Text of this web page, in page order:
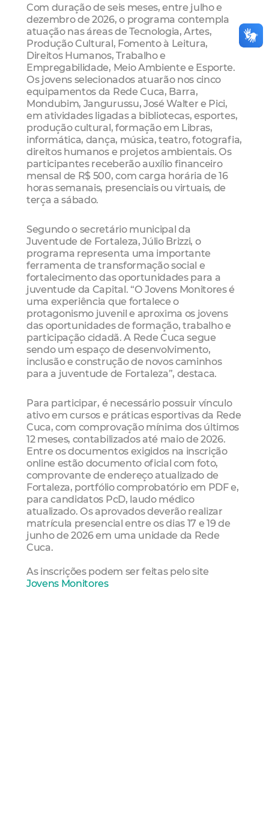
Com duração de seis meses, entre julho e
dezembro de 2026, o programa contempla
atuação nas áreas de Tecnologia, Artes,
Produção Cultural, Fomento à Leitura,
Direitos Humanos, Trabalho e
Empregabilidade, Meio Ambiente e Esporte.
Os jovens selecionados atuarão nos cinco
equipamentos da Rede Cuca, Barra,
Mondubim, Jangurussu, José Walter e Pici,
em atividades ligadas a bibliotecas, esportes,
produção cultural, formação em Libras,
informática, dança, música, teatro, fotografia,
direitos humanos e projetos ambientais. Os
participantes receberão auxílio financeiro
mensal de R$ 500, com carga horária de 16
horas semanais, presenciais ou virtuais, de
terça a sábado.
Segundo o secretário municipal da
Juventude de Fortaleza, Júlio Brizzi, o
programa representa uma importante
ferramenta de transformação social e
fortalecimento das oportunidades para a
juventude da Capital. “O Jovens Monitores é
uma experiência que fortalece o
protagonismo juvenil e aproxima os jovens
das oportunidades de formação, trabalho e
participação cidadã. A Rede Cuca segue
sendo um espaço de desenvolvimento,
inclusão e construção de novos caminhos
para a juventude de Fortaleza”, destaca.
Para participar, é necessário possuir vínculo
ativo em cursos e práticas esportivas da Rede
Cuca, com comprovação mínima dos últimos
12 meses, contabilizados até maio de 2026.
Entre os documentos exigidos na inscrição
online estão documento oficial com foto,
comprovante de endereço atualizado de
Fortaleza, portfólio comprobatório em PDF e,
para candidatos PcD, laudo médico
atualizado. Os aprovados deverão realizar
matrícula presencial entre os dias 17 e 19 de
junho de 2026 em uma unidade da Rede
Cuca.
As inscrições podem ser feitas pelo site
Jovens Monitores